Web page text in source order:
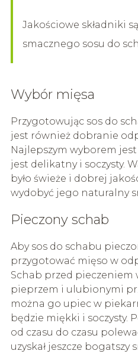
Jakościowe składniki
smacznego sosu do
Wybór mięsa
Przygotowując sos do
jest również dobranie
Najlepszym wyborem
jest delikatny i soczysty.
było świeże i dobrej
wydobyć jego naturalny
Pieczony schab
Aby sos do schabu
przygotować mięso w
Schab przed pieczeniem
pieprzem i ulubionymi
można go upiec w
będzie miękki i soczysty.
od czasu do czasu
uzyskał jeszcze bogatszy